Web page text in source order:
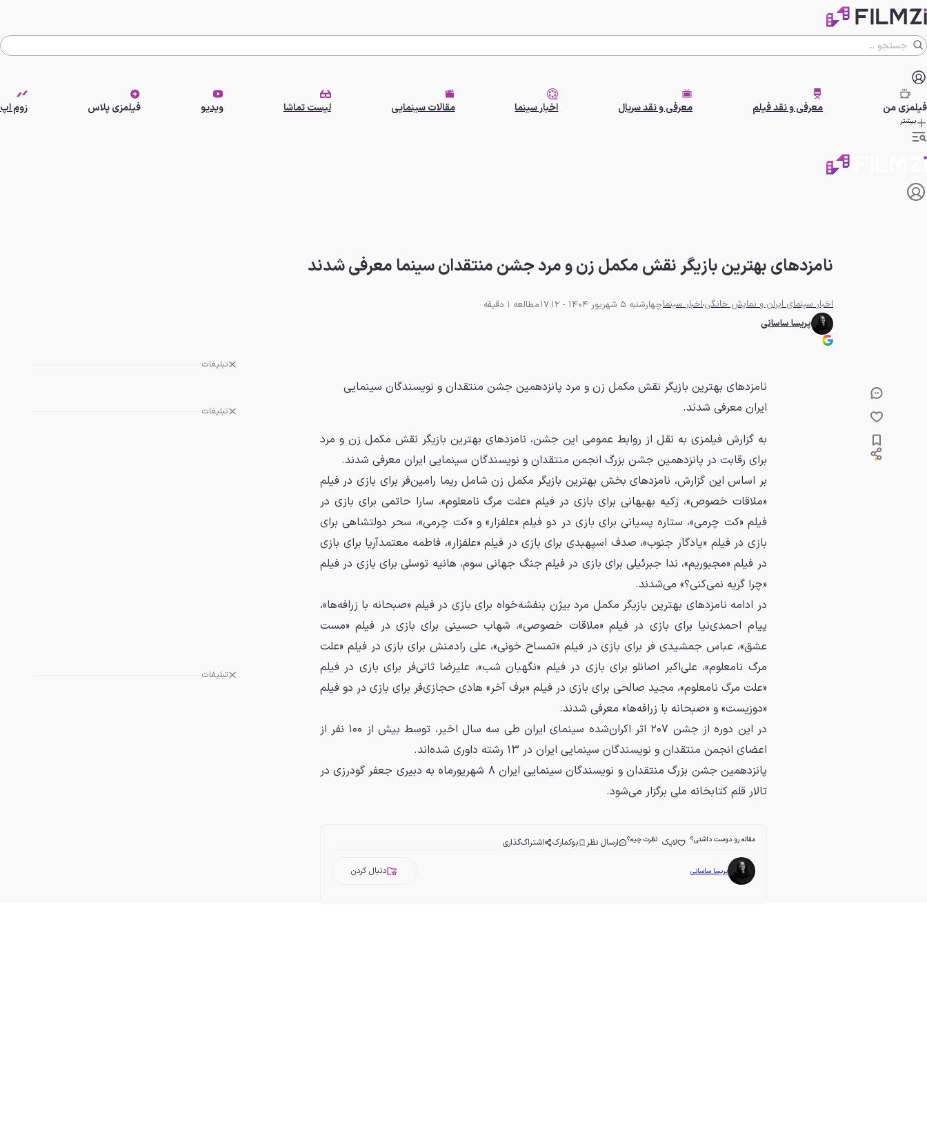
فیلمزیمن معرفی و نقد فیلم معرفی و نقد سریال اخبار سینما مقالات سینمایی لیست تماشا ویدیو فیلمزی پلاس زوم اپ
بیشتر
نامزدهای بهترین بازیگر نقش مکمل زن و مرد جشن منتقدان سینما معرفی شدند
اخبار سینمای ایران و نمایش خانگیاخبار سینماچهارشنبه 5 شهریور 1404 - 17:12
مطالعه 1 دقیقه
پریسا ساسانی
تبلیغات
تبلیغات
تبلیغات
نامزدهای بهترین بازیگر نقش مکمل زن و مرد پانزدهمین جشن منتقدان و نویسندگان سینمایی
ایران معرفی شدند.
به گزارش فیلمزی به نقل از روابط عمومی این جشن، نامزدهای بهترین بازیگر نقش مکمل زن و مرد
برای رقابت در پانزدهمین جشن بزرگ انجمن منتقدان و نویسندگان سینمایی ایران معرفی شدند.
بر اساس این گزارش، نامزدهای بخش بهترین بازیگر مکمل زن شامل ریما رامین‌فر برای بازی در فیلم
«ملاقات خصوص»، زکیه بهبهانی برای بازی در فیلم «علت مرگ نامعلوم»، سارا حاتمی برای بازی در
فیلم «کت چرمی»، ستاره پسیانی برای بازی در دو فیلم «علفزار» و «کت چرمی»، سحر دولتشاهی برای
بازی در فیلم «یادگار جنوب»، صدف اسپهبدی برای بازی در فیلم «علفزار»، فاطمه معتمدآریا برای بازی
در فیلم «مجبوریم»، ندا جبرئیلی برای بازی در فیلم جنگ جهانی سوم، هانیه توسلی برای بازی در فیلم
«چرا گریه نمی‌کنی؟» می‌شدند.
در ادامه نامزدهای بهترین بازیگر مکمل مرد بیژن بنفشه‌خواه برای بازی در فیلم «صبحانه با زرافه‌ها»،
پیام احمدی‌نیا برای بازی در فیلم «ملاقات خصوصی»، شهاب حسینی برای بازی در فیلم «مست
عشق»، عباس جمشیدی فر برای بازی در فیلم «تمساح خونی»، علی رادمنش برای بازی در فیلم «علت
مرگ نامعلوم»، علی‌اکبر اصانلو برای بازی در فیلم «نگهبان شب»، علیرضا ثانی‌فر برای بازی در فیلم
«علت مرگ نامعلوم»، مجید صالحی برای بازی در فیلم «برف آخر» هادی حجازی‌فر برای بازی در دو فیلم
«دوزیست» و «صبحانه با زرافه‌ها» معرفی شدند.
در این دوره از جشن ۲۰۷ اثر اکران‌شده سینمای ایران طی سه سال اخیر، توسط بیش از ۱۰۰ نفر از
اعضای انجمن منتقدان و نویسندگان سینمایی ایران در ۱۳ رشته داوری شده‌اند.
پانزدهمین جشن بزرگ منتقدان و نویسندگان سینمایی ایران ۸ شهریورماه به دبیری جعفر گودرزی در
تالار قلم کتابخانه ملی برگزار می‌شود.
مقاله رو دوست داشتی؟ لایک نظرت چیه؟ ارسال نظر بوکمارک اشتراک‌گذاری
پریسا ساسانی دنبال کردن